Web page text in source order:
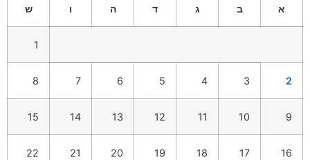
א ב ג ד ה ו ש
1
2
3
4
5
6
7
8
9
10
11
12
13
14
15
16
17
18
19
20
21
22